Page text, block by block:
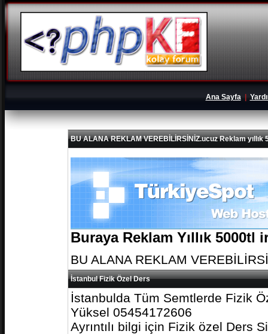
Ana Sayfa|
BU ALANA REKLAM VEREBİLİRSİNİZ.ucuz Reklam yıllık
Buraya Reklam Yıllık
BU ALANA REKLAM
İstanbul Fizik Özel Ders
İstanbulda Tüm Semtlerde Fizik
Yüksel 05454172606
Ayrıntılı bilgi için Fizik özel Ders